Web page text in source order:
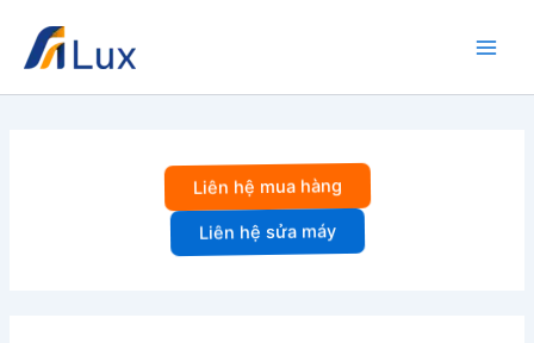
dung
Liên hệ mua hàng
Liên hệ sửa máy